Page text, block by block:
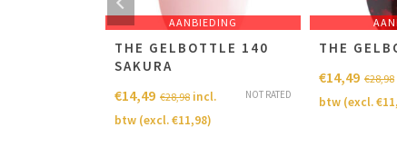
AANBIEDING
THE GELBOTTLE 140
SAKURA
NOT RATED
€28,98
€14,49
incl.
btw (excl.€11,98)
THE
€28,98
€14,49
btw (excl.€